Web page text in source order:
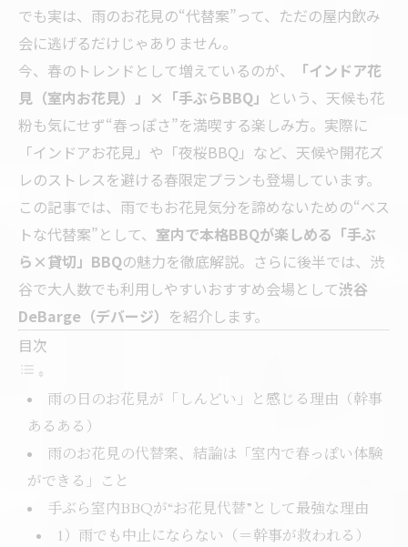
でも実は、雨のお花見の“代替案”って、ただの屋内飲み
会に逃げるだけじゃありません。
今、春のトレンドとして増えているのが、
「インドア花
見（室内お花見）」×「手ぶらBBQ」 という、天候も花
粉も気にせず“春っぽさ”を満喫する楽しみ方。実際に
「インドアお花見」や「夜桜BBQ」など、天候や開花ズ
レのストレスを避ける春限定プランも登場しています。
この記事では、雨でもお花見気分を諦めないための“ベス
トな代替案”として、 室内で本格BBQが楽しめる「手ぶ
ら×貸切」BBQの魅力を徹底解説。さらに後半では、渋
谷で大人数でも利用しやすいおすすめ会場として渋谷
DeBarge（デバージ） を紹介します。
目次
雨の日のお花見が「しんどい」と感じる理由（幹事
あるある）
雨のお花見の代替案、結論は「室内で春っぽい体験
ができる」こと
手ぶら室内BBQが“お花見代替”として最強な理由
1）雨でも中止にならない（＝幹事が救われる）